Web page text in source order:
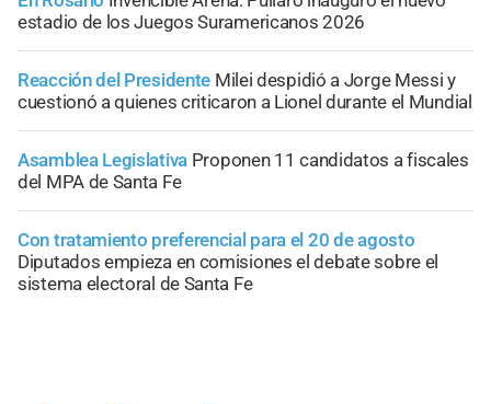
estadio de los Juegos Suramericanos 2026
Reacción del Presidente Milei despidió a Jorge Messi y
cuestionó a quienes criticaron a Lionel durante el Mundial
Asamblea Legislativa Proponen 11 candidatos a fiscales
del MPA de Santa Fe
Con tratamiento preferencial para el 20 de agosto
Diputados empieza en comisiones el debate sobre el
sistema electoral de Santa Fe